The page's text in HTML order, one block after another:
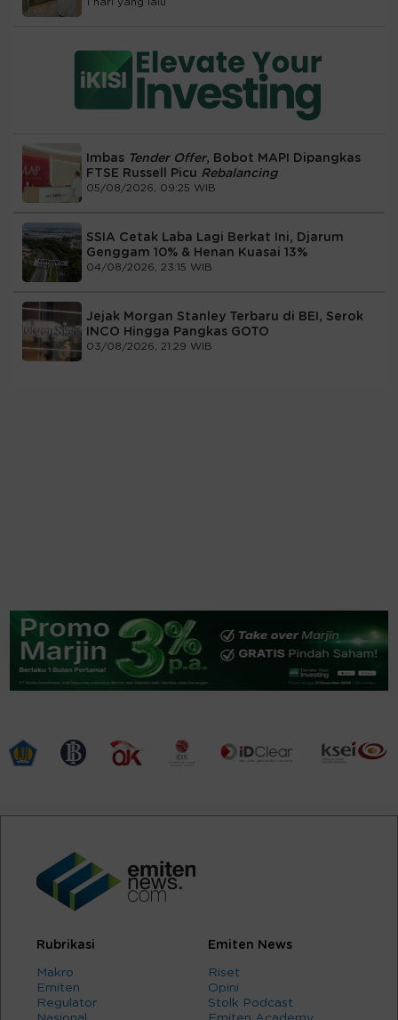
Imbas Tender Offer, Bobot MAPI Dipangkas
FTSE Russell Picu Rebalancing
05/08/2026, 09:25 WIB
SSIA Cetak Laba Lagi Berkat Ini, Djarum
Genggam 10% & Henan Kuasai 13%
04/08/2026, 23:15 WIB
Jejak Morgan Stanley Terbaru di BEI, Serok
INCO Hingga Pangkas GOTO
03/08/2026, 21:29 WIB
Rubrikasi
Makro
Emiten
Regulator
Emiten News
Riset
Opini
Stolk Podcast